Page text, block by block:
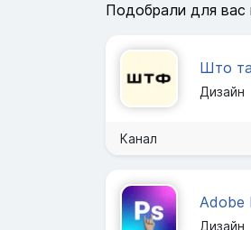
Подобрали для вас
Што
Дизайн
Канал
Дизайн